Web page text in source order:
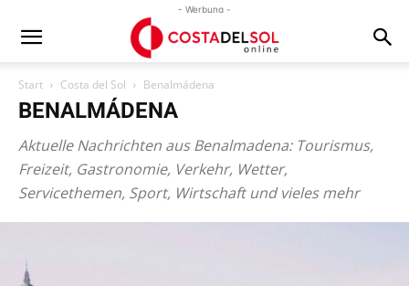
- Werbung -
Start Costa del Sol Benalmádena
BENALMÁDENA
Aktuelle Nachrichten aus Benalmadena: Tourismus,
Freizeit, Gastronomie, Verkehr, Wetter,
Servicethemen, Sport, Wirtschaft und vieles mehr